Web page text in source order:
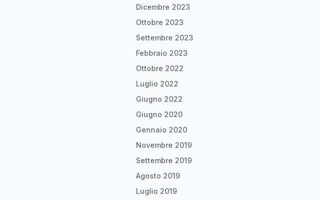
Dicembre 2023
Ottobre 2023
Settembre 2023
Febbraio 2023
Ottobre 2022
Luglio 2022
Giugno 2022
Giugno 2020
Gennaio 2020
Novembre 2019
Settembre 2019
Agosto 2019
Luglio 2019